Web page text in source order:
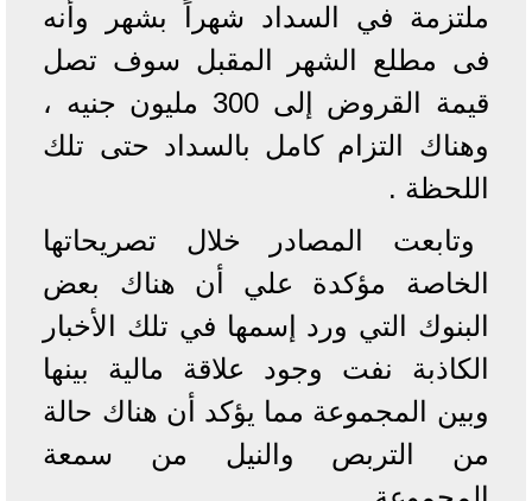
ملتزمة في السداد شهراً بشهر وأنه
فى مطلع الشهر المقبل سوف تصل
قيمة القروض إلى 300 مليون جنيه ،
وهناك التزام كامل بالسداد حتى تلك
اللحظة .
وتابعت المصادر خلال تصريحاتها
الخاصة مؤكدة علي أن هناك بعض
البنوك التي ورد إسمها في تلك الأخبار
الكاذبة نفت وجود علاقة مالية بينها
وبين المجموعة مما يؤكد أن هناك حالة
من التربص والنيل من سمعة